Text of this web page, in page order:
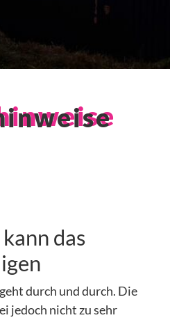
das
durch und durch. Die
jedoch nicht zu sehr